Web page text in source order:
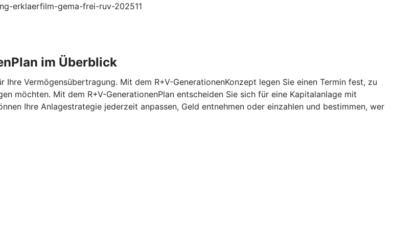
erklaerfilm-gema-frei-ruv-202511
im Überblick
Ihre Vermögensübertragung. Mit dem R+V-GenerationenKonzept legen Sie einen Termin fest, zu
möchten. Mit dem R+V-GenerationenPlan entscheiden Sie sich für eine Kapitalanlage mit
Ihre Anlagestrategie jederzeit anpassen, Geld entnehmen oder einzahlen und bestimmen, wer